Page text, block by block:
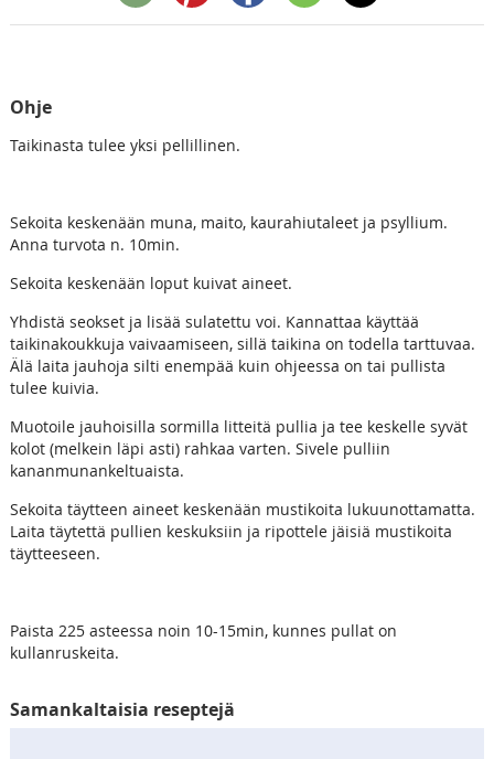
Ohje
Taikinasta tulee yksi pellillinen.
Sekoita keskenään muna, maito, kaurahiutaleet ja psyllium.
Anna turvota n. 10min.
Sekoita keskenään loput kuivat aineet.
Yhdistä seokset ja lisää sulatettu voi. Kannattaa käyttää
taikinakoukkuja vaivaamiseen, sillä taikina on todella tarttuvaa.
Älä laita jauhoja silti enempää kuin ohjeessa on tai pullista
tulee kuivia.
Muotoile jauhoisilla sormilla litteitä pullia ja tee keskelle syvät
kolot (melkein läpi asti) rahkaa varten. Sivele pulliin
kananmunankeltuaista.
Sekoita täytteen aineet keskenään mustikoita lukuunottamatta.
Laita täytettä pullien keskuksiin ja ripottele jäisiä mustikoita
täytteeseen.
Paista 225 asteessa noin 10-15min, kunnes pullat on
kullanruskeita.
Samankaltaisia reseptejä